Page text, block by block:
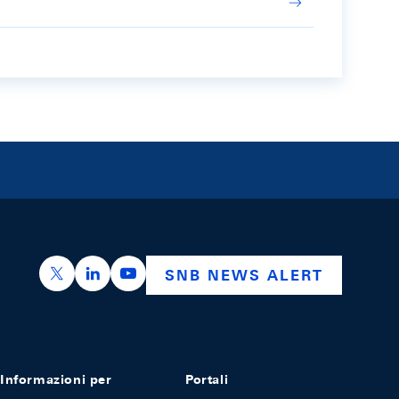
https://x.com/snb_bns
https://ch.linkedin.com/company/swiss-
https://www.youtube.com/
SNB NEWS ALERT
Informazioni per Portali